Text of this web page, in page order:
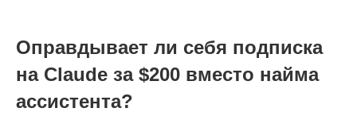
Оправдывает ли себя подписка
на Claude за $200 вместо найма
ассистента?